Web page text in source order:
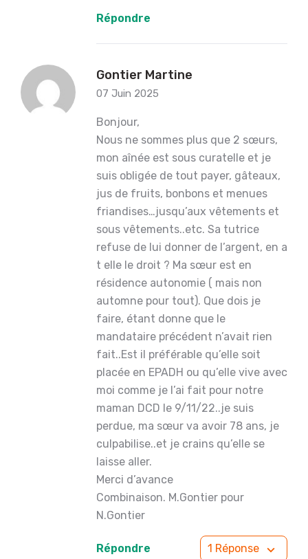
Répondre
Gontier Martine
07 Juin 2025
Bonjour,
Nous ne sommes plus que 2 sœurs,
mon aînée est sous curatelle et je
suis obligée de tout payer, gâteaux,
jus de fruits, bonbons et menues
friandises…jusqu’aux vêtements et
sous vêtements..etc. Sa tutrice
refuse de lui donner de l’argent, en a
t elle le droit ? Ma sœur est en
résidence autonomie ( mais non
automne pour tout). Que dois je
faire, étant donne que le
mandataire précédent n’avait rien
fait..Est il préférable qu’elle soit
placée en EPADH ou qu’elle vive avec
moi comme je l’ai fait pour notre
maman DCD le 9/11/22..je suis
perdue, ma sœur va avoir 78 ans, je
culpabilise..et je crains qu’elle se
laisse aller.
Merci d’avance
Combinaison. M.Gontier pour
N.Gontier
Répondre 1 Réponse